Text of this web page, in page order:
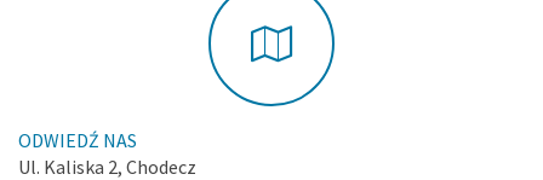
ODWIEDŹ NAS
Ul. Kaliska 2, Chodecz